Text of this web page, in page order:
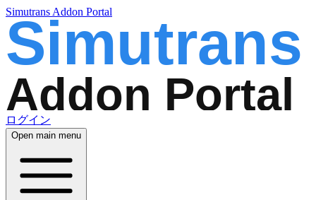
Simutrans Addon Portal
ログイン
Open main menu